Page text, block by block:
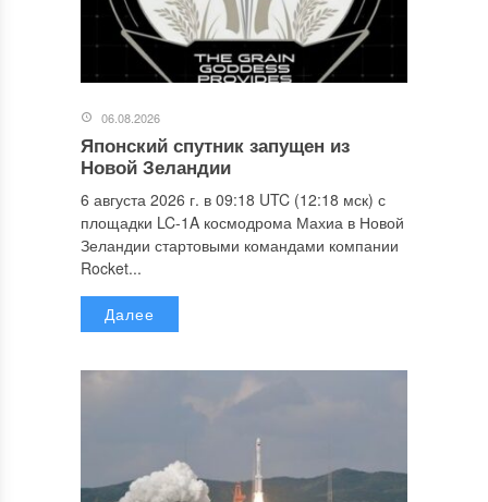
06.08.2026
Японский спутник запущен из
Новой Зеландии
6 августа 2026 г. в 09:18 UTC (12:18 мск) с
площадки LC-1A космодрома Махиа в Новой
Зеландии стартовыми командами компании
Rocket...
Далее